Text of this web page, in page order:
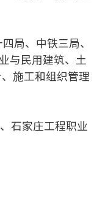
局、中铁三局、
与民用建筑、土
施工和组织管理
石家庄工程职业